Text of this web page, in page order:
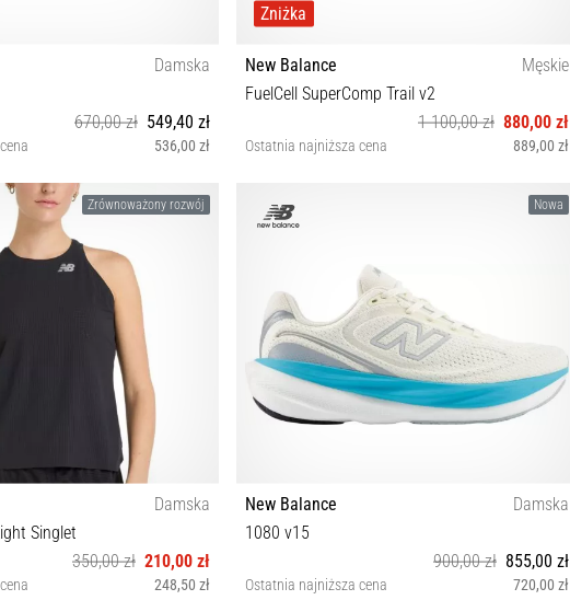
Damska
670,00 zł 549,40 zł
536,00 zł
37½ 38 39 40 40½ 41 41½ 42½
Zniżka
New Balance
Męskie
FuelCell SuperComp Trail v2
1 100,00 zł 880,00 zł
Ostatnia najniższa cena 889,00 zł
40 40½ 41½ 42 42½ 43 44 44½ 45 45½ 46½ 47 47½
Zrównoważony rozwój
Damska
Singlet
350,00 zł 210,00 zł
248,50 zł
Nowa
New Balance
Damska
1080 v15
900,00 zł 855,00 zł
Ostatnia najniższa cena 720,00 zł